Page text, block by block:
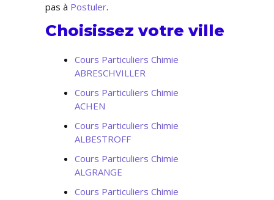
pas à Postuler.
Choisissez votre ville
Cours Particuliers Chimie
ABRESCHVILLER
Cours Particuliers Chimie
ACHEN
Cours Particuliers Chimie
ALBESTROFF
Cours Particuliers Chimie
ALGRANGE
Cours Particuliers Chimie